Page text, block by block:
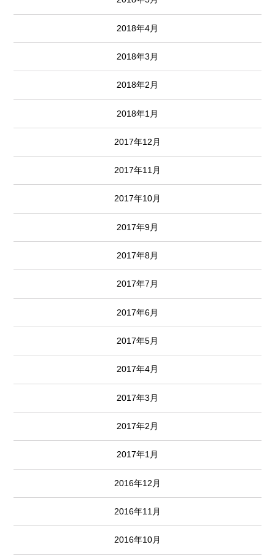
2018年4月
2018年3月
2018年2月
2018年1月
2017年12月
2017年11月
2017年10月
2017年9月
2017年8月
2017年7月
2017年6月
2017年5月
2017年4月
2017年3月
2017年2月
2017年1月
2016年12月
2016年11月
2016年10月